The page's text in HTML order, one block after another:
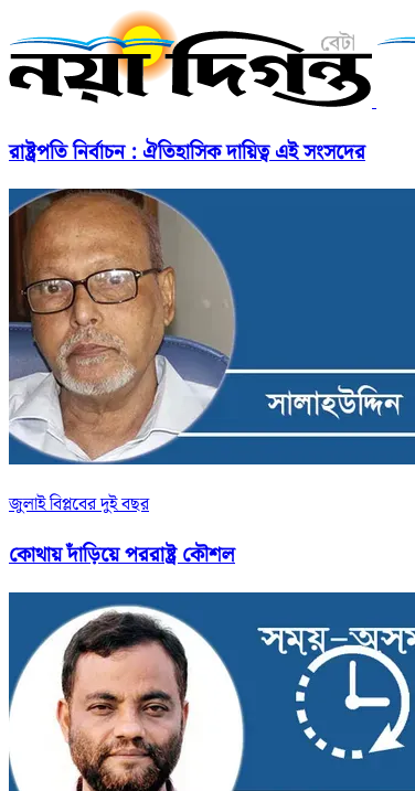
রাষ্ট্রপতি নির্বাচন : ঐতিহাসিক দায়িত্ব এই সংসদের
জুলাই বিপ্লবের দুই বছর
কোথায় দাঁড়িয়ে পররাষ্ট্র কৌশল